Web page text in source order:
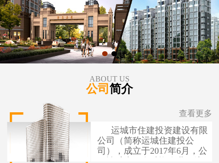
资讯中心
招标公告
项目展示
ABOUT US
公司 简介
运城市住建投资建设有限
公司（简称运城住建投公
司），成立于2017年6月，公
查看更多